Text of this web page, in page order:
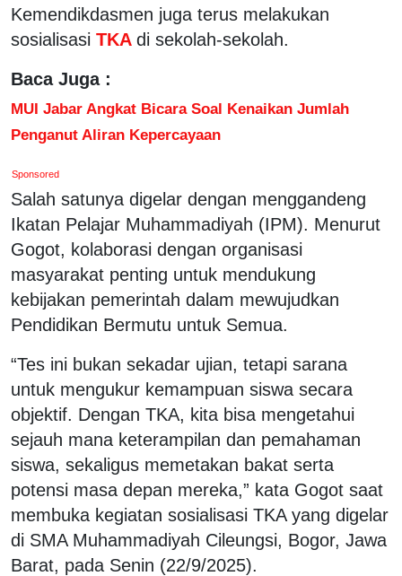
Kemendikdasmen juga terus melakukan
sosialisasi TKA di sekolah-sekolah.
Baca Juga :
MUI Jabar Angkat Bicara Soal Kenaikan Jumlah
Penganut Aliran Kepercayaan
Sponsored
Salah satunya digelar dengan menggandeng
Ikatan Pelajar Muhammadiyah (IPM). Menurut
Gogot, kolaborasi dengan organisasi
masyarakat penting untuk mendukung
kebijakan pemerintah dalam mewujudkan
Pendidikan Bermutu untuk Semua.
“Tes ini bukan sekadar ujian, tetapi sarana
untuk mengukur kemampuan siswa secara
objektif. Dengan TKA, kita bisa mengetahui
sejauh mana keterampilan dan pemahaman
siswa, sekaligus memetakan bakat serta
potensi masa depan mereka,” kata Gogot saat
membuka kegiatan sosialisasi TKA yang digelar
di SMA Muhammadiyah Cileungsi, Bogor, Jawa
Barat, pada Senin (22/9/2025).